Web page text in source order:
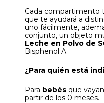
Cada compartimento
que te ayudará a
uno fácilmente,
conjunto, un objeto
Leche en Polvo de
Bisphenol A.
¿Para quién está
Para bebés que
partir de los 0 meses.